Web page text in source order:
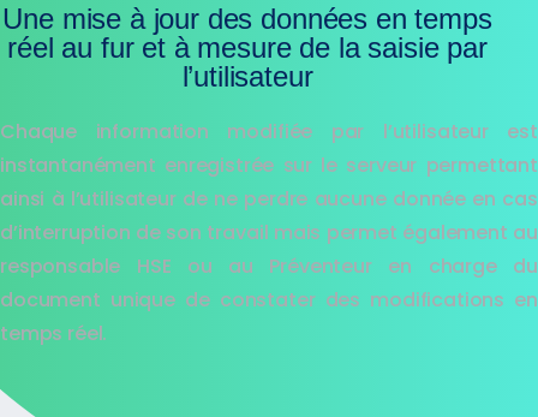
Une mise à jour des données en temps
réel au fur et à mesure de la saisie par
l’utilisateur
Chaque information modifiée par l’utilisateur est
instantanément enregistrée sur le serveur permettant
ainsi à l’utilisateur de ne perdre aucune donnée en cas
d’interruption de son travail mais permet également au
responsable HSE ou au Préventeur en charge du
document unique de constater des modifications en
temps réel.